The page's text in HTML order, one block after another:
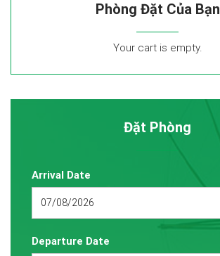
Phòng Đặt Của Bạn
Your cart is empty.
Đặt Phòng
Arrival Date
Departure Date